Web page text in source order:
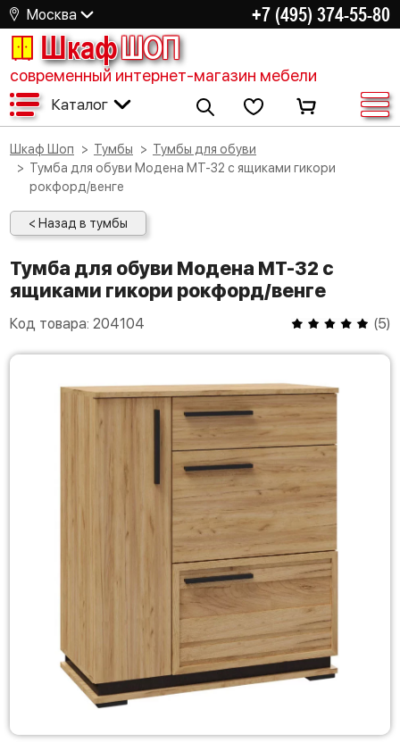
Москва +7 (495) 374-55-80
ШкафШОП
современный интернет-магазин мебели
Каталог
Шкаф Шоп Тумбы
Тумбы для обуви
Тумба для обуви Модена МТ-32 с ящиками гикори
рокфорд/венге
< Назад в тумбы
Тумба для обуви Модена МТ-32 с
ящиками гикори рокфорд/венге
Код товара: 204104 (5)